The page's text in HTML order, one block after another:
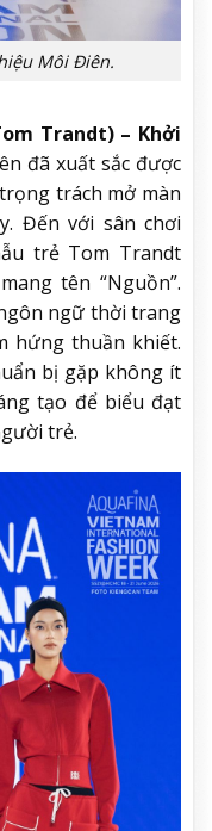
Môi Điên.
Trandt) – Khởi
đã xuất sắc được
trách mở màn
Đến với sân chơi
trẻ Tom Trandt
tên “Nguồn”.
ngữ thời trang
hứng thuần khiết.
bị gặp không ít
tạo để biểu đạt
trẻ.